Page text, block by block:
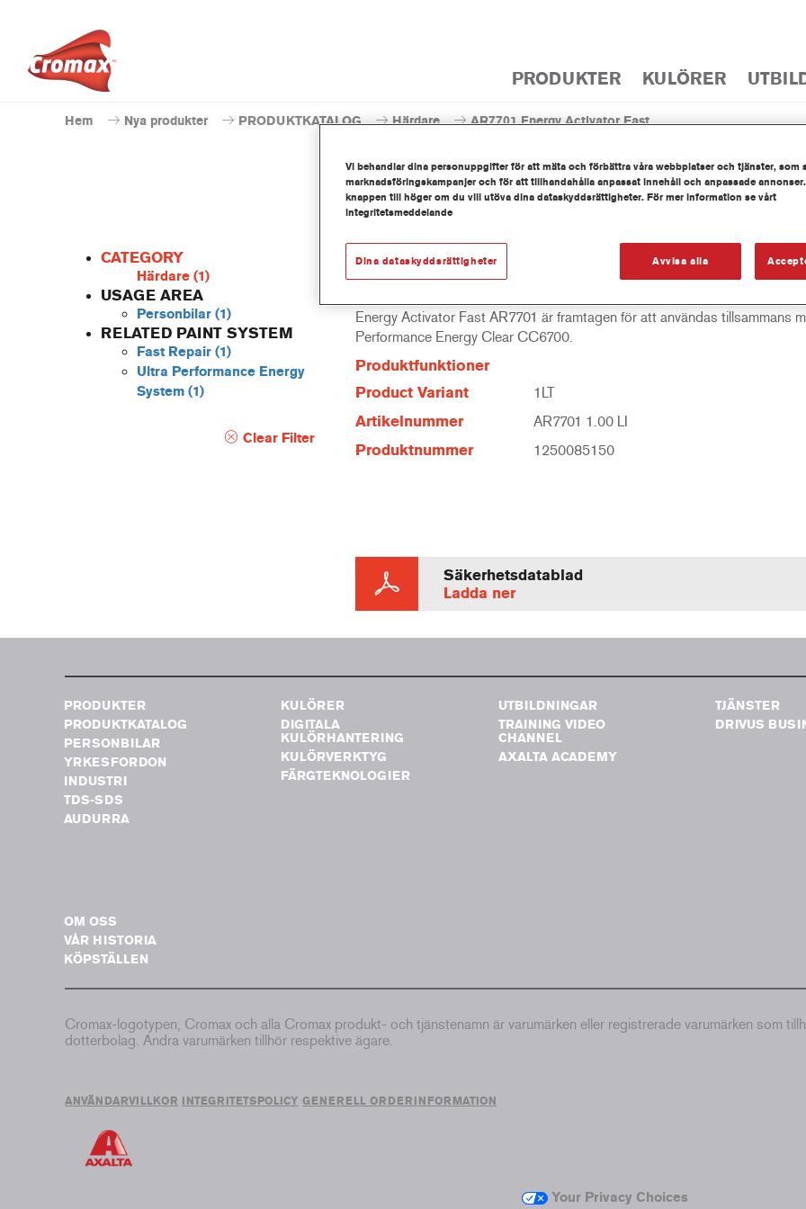
PRODUKTER KULÖRER
Hem Nya produkter PRODUKTKATALOG Härdare AR7701 Energy Activator Fast
CATEGORY
Härdare (1)
USAGE AREA
Personbilar (1)
RELATED PAINT SYSTEM
Fast Repair (1)
Ultra Performance Energy
System (1)
Clear Filter
AR7701 Energy
Energy Activator Fast AR7701 är framtagen för att användas tillsammans
Performance Energy Clear CC6700.
Produktfunktioner
Product Variant
1LT
Artikelnummer AR7701 1.00 LI
Produktnummer 1250085150
Säkerhetsdatablad
Ladda ner
PRODUKTER
PRODUKTKATALOG
PERSONBILAR
YRKESFORDON
INDUSTRI
TDS-SDS
AUDURRA
KULÖRER
DIGITALA
KULÖRHANTERING
KULÖRVERKTYG
FÄRGTEKNOLOGIER
UTBILDNINGAR
TRAINING VIDEO
CHANNEL
AXALTA ACADEMY
TJÄNSTER
DRIVUS
OM OSS
VÅR HISTORIA
KÖPSTÄLLEN
Cromax-logotypen, Cromax och alla Cromax produkt- och tjänstenamn är varumärken eller registrerade varumärken som
dotterbolag. Andra varumärken tillhör respektive ägare.
ANVÄNDARVILLKOR INTEGRITETSPOLICY GENERELL ORDERINFORMATION
Your Privacy Choices
Vi behandlar dina personuppgifter för att mäta och förbättra våra webbplatser och tjänster, som
marknadsföringskampanjer och för att tillhandahålla anpassat innehåll och anpassade
knappen till höger om du vill utöva dina dataskyddsrättigheter. För mer information se vårt
integritetsmeddelande
Avvisa alla
Dina dataskyddsrättigheter